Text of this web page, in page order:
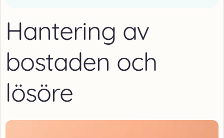
Hantering av
bostaden och
lösöre